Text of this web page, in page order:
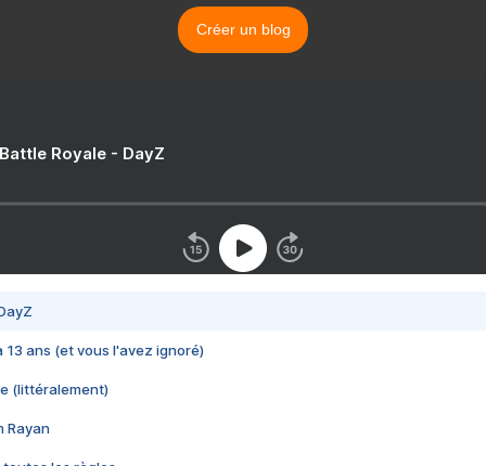
Créer un blog
Royale - DayZ
13 ans (et vous l'avez ignoré)
(littéralement)
Rayan